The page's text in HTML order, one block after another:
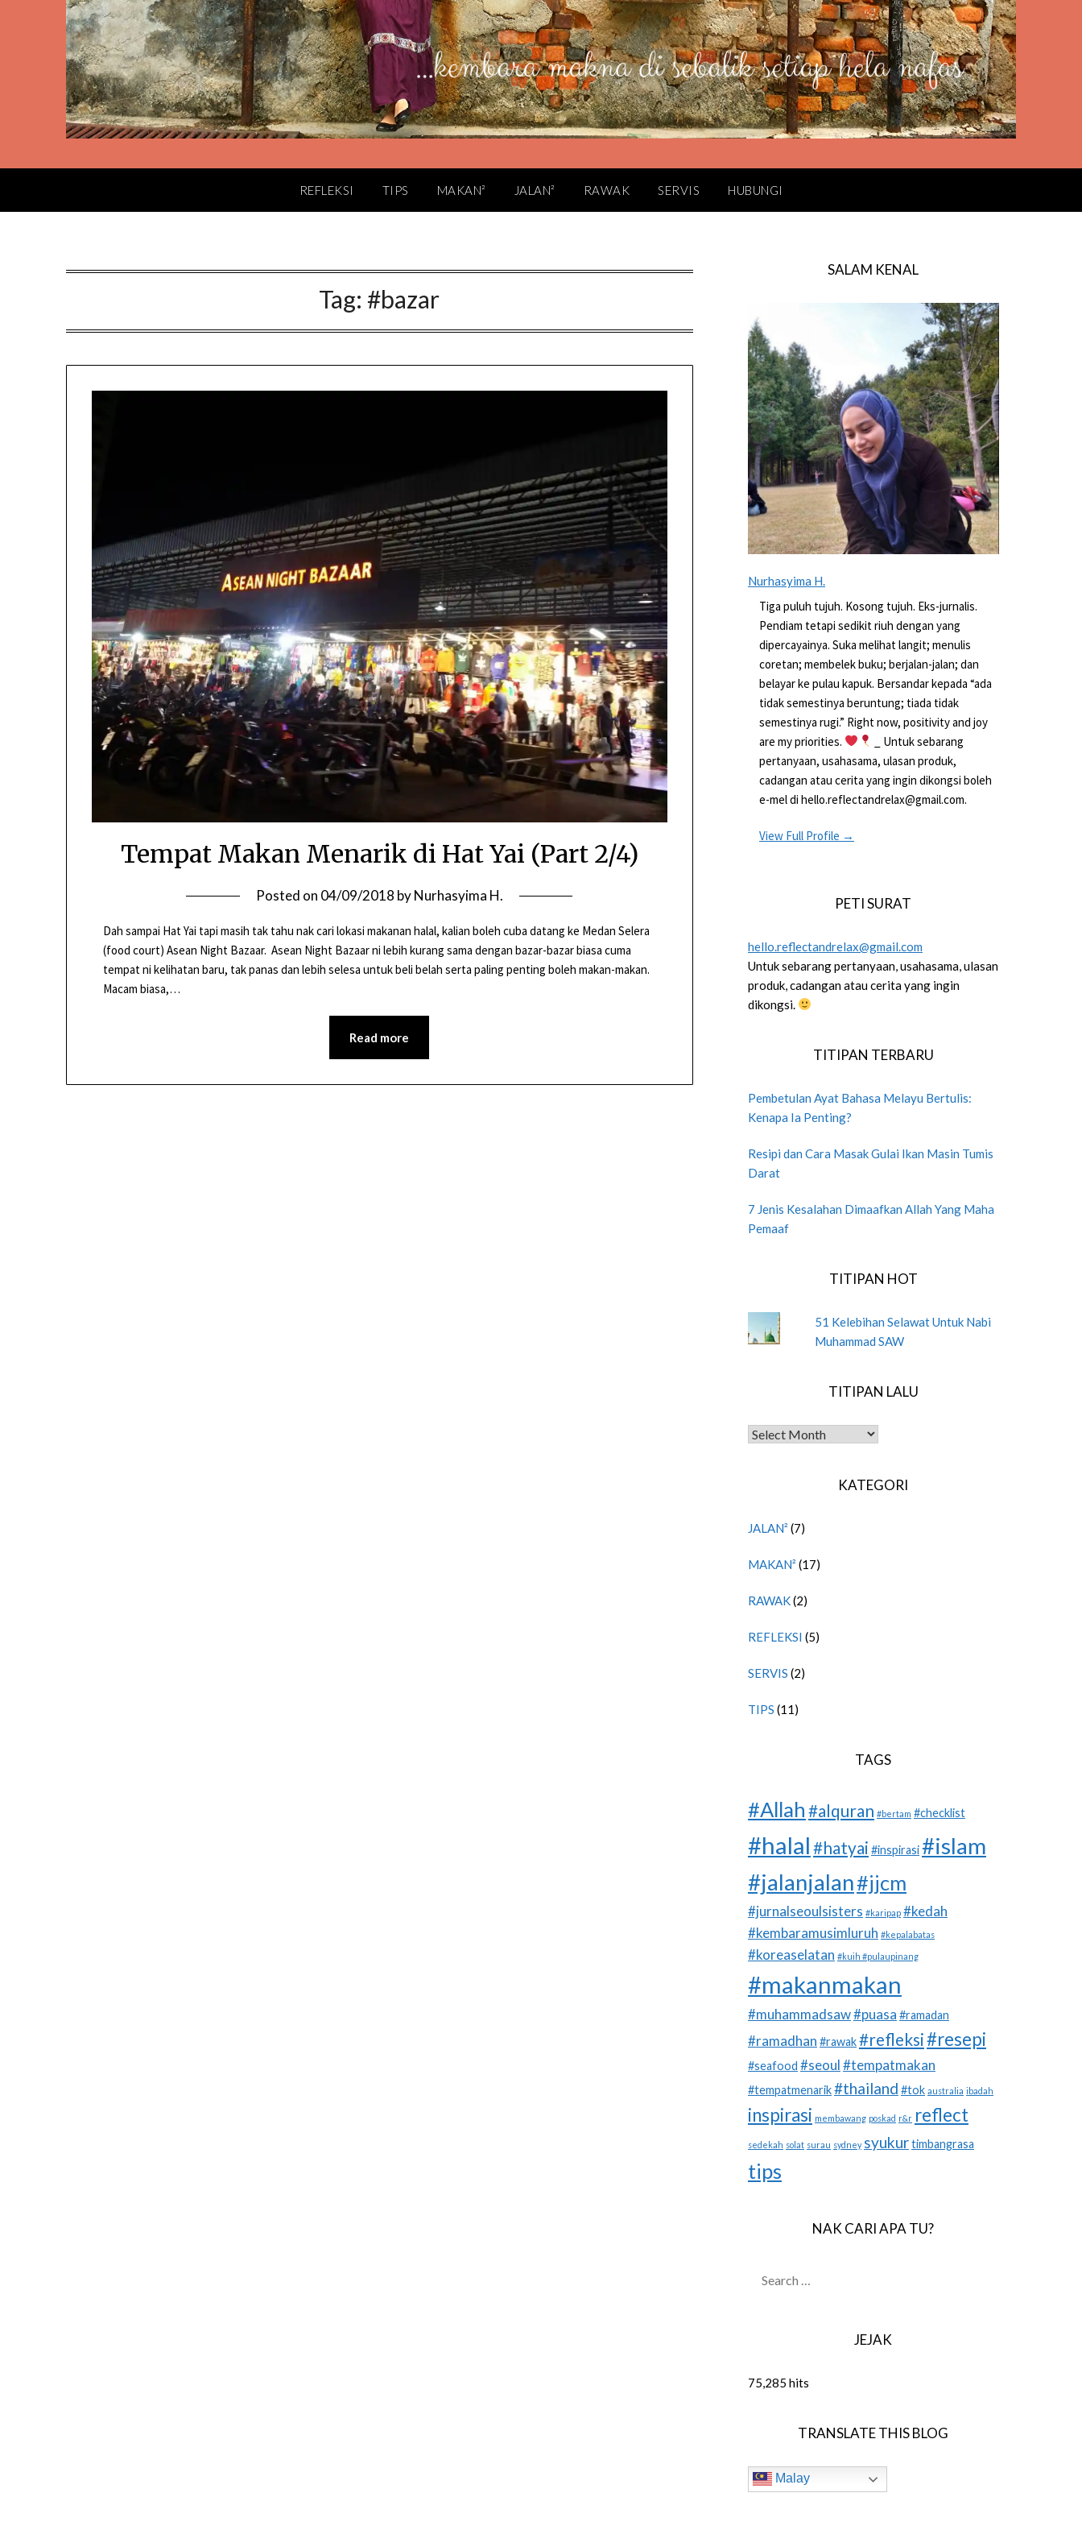
REFLEKSI TIPS MAKAN² JALAN² RAWAK SERVIS HUBUNGI
Tag:#bazar
Tempat Makan Menarik di Hat Yai (Part 2/4)
Posted on 04/09/2018 byNurhasyima H.
Dah sampai Hat Yai tapi masih tak tahu nak cari lokasi makanan halal, kalian boleh cuba datang ke Medan Selera
(food court) Asean Night Bazaar. Asean Night Bazaar ni lebih kurang sama dengan bazar-bazar biasa cuma
tempat ni kelihatan baru, tak panas dan lebih selesa untuk beli belah serta paling penting boleh makan-makan.
Macam biasa,…
Read more
SALAM KENAL
Nurhasyima H.
Tiga puluh tujuh. Kosong tujuh. Eks-jurnalis.
Pendiam tetapi sedikit riuh dengan yang
dipercayainya. Suka melihat langit; menulis
coretan; membelek buku; berjalan-jalan; dan
belayar ke pulau kapuk. Bersandar kepada “ada
tidak semestinya beruntung; tiada tidak
semestinya rugi.” Right now, positivity and joy
are my priorities.
_ Untuk sebarang
pertanyaan, usahasama, ulasan produk,
cadangan atau cerita yang ingin dikongsi boleh
e-mel di hello.reflectandrelax@gmail.com.
View Full Profile →
PETI SURAT
hello.reflectandrelax@gmail.com
Untuk sebarang pertanyaan, usahasama, ulasan
produk, cadangan atau cerita yang ingin
dikongsi.
TITIPAN TERBARU
Pembetulan Ayat Bahasa Melayu Bertulis:
Kenapa Ia Penting?
Resipi dan Cara Masak Gulai Ikan Masin Tumis
Darat
7 Jenis Kesalahan Dimaafkan Allah Yang Maha
Pemaaf
TITIPAN HOT
51 Kelebihan Selawat Untuk Nabi
Muhammad SAW
TITIPAN LALU
TITIPAN LALU
KATEGORI
JALAN² (7)
MAKAN² (17)
RAWAK(2)
REFLEKSI (5)
SERVIS (2)
TIPS (11)
TAGS
#Allah #alquran #bertam #checklist
#halal #hatyai #inspirasi#islam
#jalanjalan#jjcm
#jurnalseoulsisters #karipap #kedah
#kembaramusimluruh #kepalabatas
#koreaselatan #kuih #pulaupinang
#makanmakan
#muhammadsaw#puasa #ramadan
#ramadhan #rawak#refleksi#resepi
#seafood #seoul#tempatmakan
#tempatmenarik#thailand #tok australia ibadah
inspirasi membawang poskad r&r reflect
sedekah solat surau sydney syukurtimbangrasa
tips
NAK CARI APA TU?
FOR:
JEJAK
75,285 hits
TRANSLATE THIS BLOG
Malay